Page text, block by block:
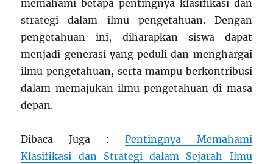
memahami betapa pentingnya klasifikasi dan
strategi dalam ilmu pengetahuan. Dengan
pengetahuan ini, diharapkan siswa dapat
menjadi generasi yang peduli dan menghargai
ilmu pengetahuan, serta mampu berkontribusi
dalam memajukan ilmu pengetahuan di masa
depan.
Dibaca Juga :Pentingnya Memahami
Klasifikasi dan Strategi dalam Sejarah Ilmu